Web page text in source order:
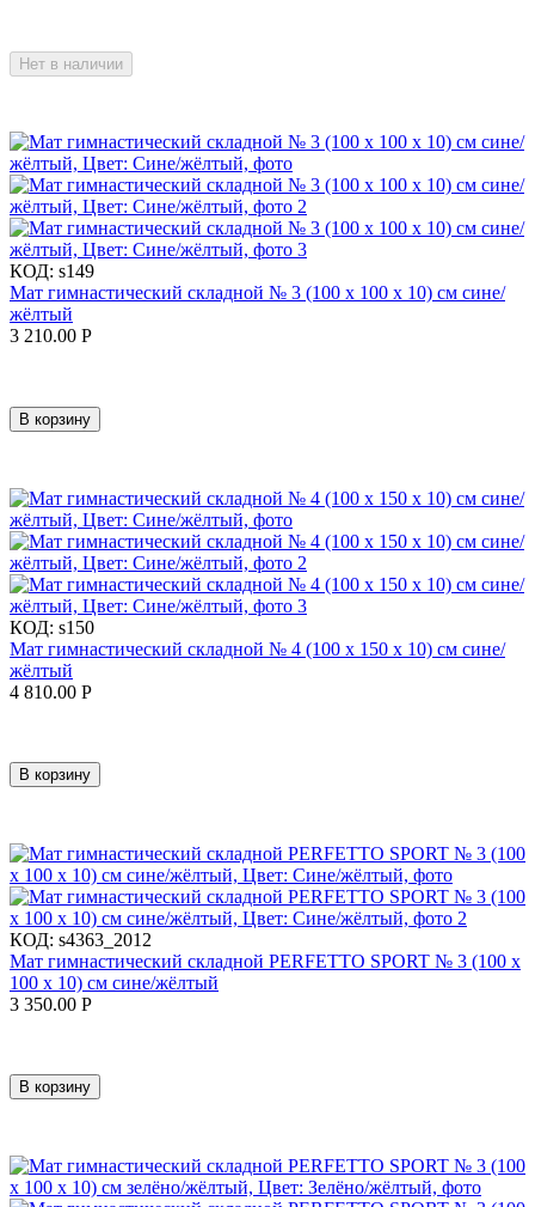
Нет в наличии
КОД: s149
Мат гимнастический складной № 3 (100 х 100 х 10) см сине/
жёлтый
3 210.00 Р
В корзину
КОД: s150
Мат гимнастический складной № 4 (100 х 150 х 10) см сине/
жёлтый
4 810.00 Р
В корзину
КОД: s4363_2012
Мат гимнастический складной PERFETTO SPORT № 3 (100 х
100 х 10) см сине/жёлтый
3 350.00 Р
В корзину